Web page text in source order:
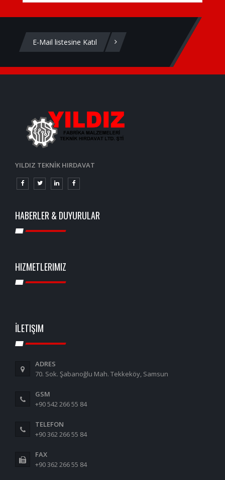
E-Mail listesine Katıl
YILDIZ TEKNİK HIRDAVAT
HABERLER & DUYURULAR
HIZMETLERIMIZ
İLETIŞIM
ADRES
70. Sok. Şabanoğlu Mah. Tekkeköy, Samsun
GSM
+90 542 266 55 84
TELEFON
+90 362 266 55 84
FAX
+90 362 266 55 84